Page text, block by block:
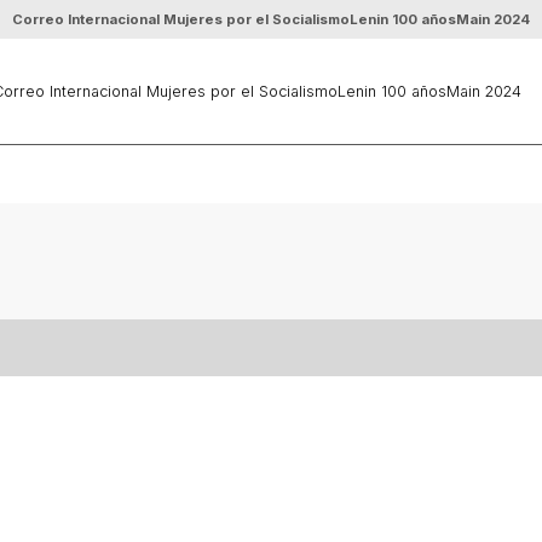
Correo Internacional Mujeres por el SocialismoLenin 100 añosMain 2024
Internacional Mujeres por el SocialismoLenin 100 añosMain 2024